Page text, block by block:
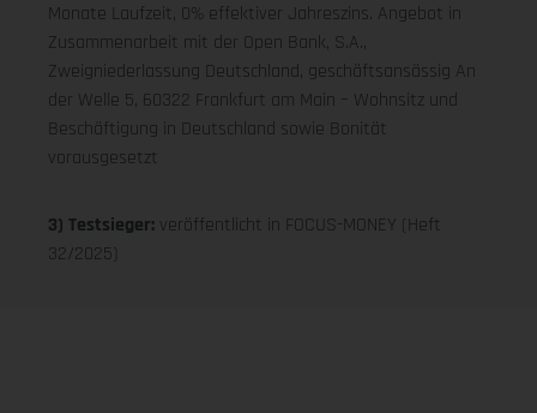
Monate Laufzeit, 0% effektiver Jahreszins. Angebot in
Zusammenarbeit mit der Open Bank, S.A.,
Zweigniederlassung Deutschland, geschäftsansässig An
der Welle 5, 60322 Frankfurt am Main – Wohnsitz und
Beschäftigung in Deutschland sowie Bonität
vorausgesetzt
3) Testsieger: veröffentlicht in FOCUS-MONEY (Heft
32/2025)